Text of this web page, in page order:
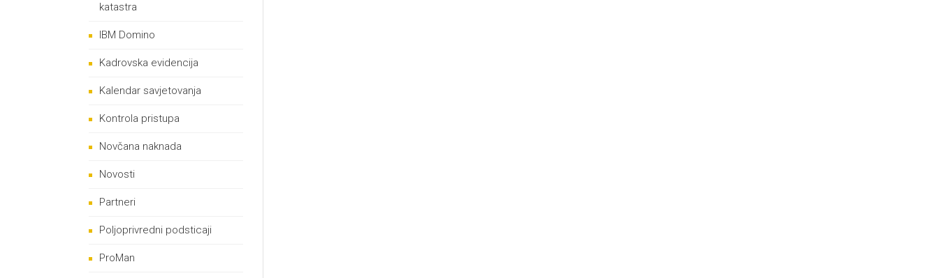
katastra
IBM Domino
Kadrovska evidencija
Kalendar savjetovanja
Kontrola pristupa
Novčana naknada
Novosti
Partneri
Poljoprivredni podsticaji
ProMan